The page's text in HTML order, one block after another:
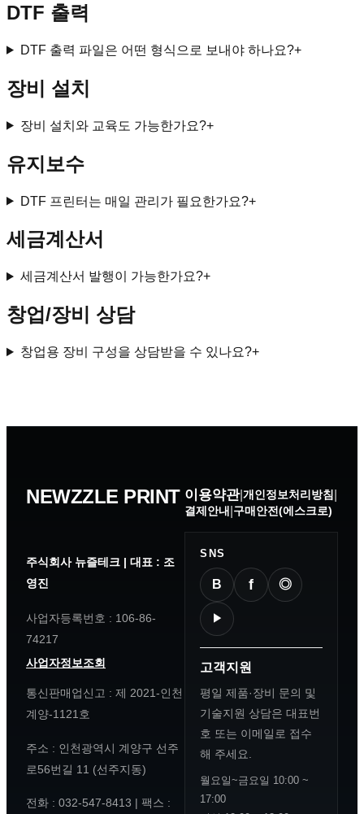
DTF 출력
DTF 출력 파일은 어떤 형식으로 보내야 하나요?+
장비 설치
장비 설치와 교육도 가능한가요?+
유지보수
DTF 프린터는 매일 관리가 필요한가요?+
세금계산서
세금계산서 발행이 가능한가요?+
창업/장비 상담
창업용 장비 구성을 상담받을 수 있나요?+
NEWZZLE PRINT
주식회사 뉴즐테크 | 대표 : 조
영진
사업자등록번호 : 106-86-
74217
사업자정보조회
통신판매업신고 : 제 2021-인천
계양-1121호
주소 : 인천광역시 계양구 선주
로56번길 11 (선주지동)
전화 : 032-547-8413 | 팩스 :
이용약관|개인정보처리방침
결제안내 구매안전(에스크로)
SNS
B f ◎
▶
고객지원
평일 제품·장비 문의 및
기술지원 상담은 대표번
호 또는 이메일로 접수
해 주세요.
월요일~금요일 10:00 ~
17:00